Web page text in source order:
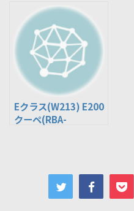
Eクラス(W213) E200
クーペ(RBA-